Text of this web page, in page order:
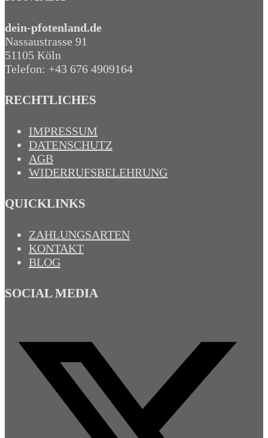
dein-pfotenland.de
Nassaustrasse 91
51105 Köln
Telefon: +43 676 4909164‬
RECHTLICHES
IMPRESSUM
DATENSCHUTZ
AGB
WIDERRUFSBELEHRUNG
QUICKLINKS
ZAHLUNGSARTEN
KONTAKT
BLOG
SOCIAL MEDIA